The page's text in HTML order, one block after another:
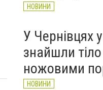
НОВИНИ
У Чернівцях
знайшли
ножовими
НОВИНИ